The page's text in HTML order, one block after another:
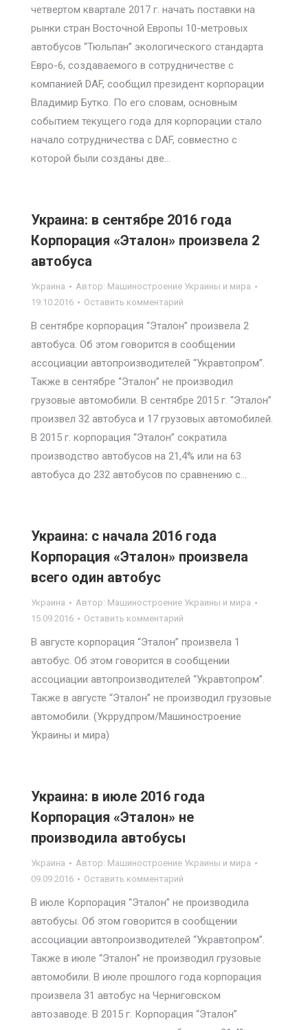
четвертом квартале 2017 г. начать поставки на
рынки стран Восточной Европы 10-метровых
автобусов “Тюльпан” экологического стандарта
Евро-6, создаваемого в сотрудничестве с
компанией DAF, сообщил президент корпорации
Владимир Бутко. По его словам, основным
событием текущего года для корпорации стало
начало сотрудничества с DAF, совместно с
которой были созданы две…
Украина: в сентябре 2016 года
Корпорация «Эталон» произвела 2
автобуса
Украина Автор: Машиностроение Украины и мира
19.10.2016
Оставить комментарий
В сентябре корпорация “Эталон” произвела 2
автобуса. Об этом говорится в сообщении
ассоциации автопроизводителей “Укравтопром”.
Также в сентябре “Эталон” не производил
грузовые автомобили. В сентябре 2015 г. “Эталон”
произвел 32 автобуса и 17 грузовых автомобилей.
В 2015 г. корпорация “Эталон” сократила
производство автобусов на 21,4% или на 63
автобуса до 232 автобусов по сравнению с…
Украина: с начала 2016 года
Корпорация «Эталон» произвела
всего один автобус
Украина Автор: Машиностроение Украины и мира
15.09.2016
Оставить комментарий
В августе корпорация “Эталон” произвела 1
автобус. Об этом говорится в сообщении
ассоциации автопроизводителей “Укравтопром”.
Также в августе “Эталон” не производил грузовые
автомобили. (Укррудпром/Машиностроение
Украины и мира)
Украина: в июле 2016 года
Корпорация «Эталон» не
производила автобусы
Украина Автор: Машиностроение Украины и мира
09.09.2016
Оставить комментарий
В июле Корпорация “Эталон” не производила
автобусы. Об этом говорится в сообщении
ассоциации автопроизводителей “Укравтопром”.
Также в июле “Эталон” не производил грузовые
автомобили. В июле прошлого года корпорация
произвела 31 автобус на Черниговском
автозаводе. В 2015 г. Корпорация “Эталон”